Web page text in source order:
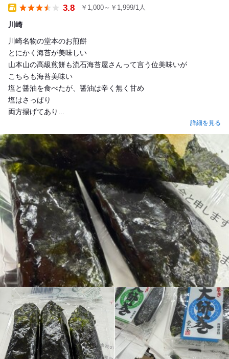
3.8 ￥1,000～￥1,999/1人
川崎
川崎名物の堂本のお煎餅
とにかく海苔が美味しい
山本山の高級煎餅も流石海苔屋さんって言う位美味いが
こちらも海苔美味い
塩と醤油を食べたが、醤油は辛く無く甘め
塩はさっぱり
両方揚げてあり...
詳細を見る